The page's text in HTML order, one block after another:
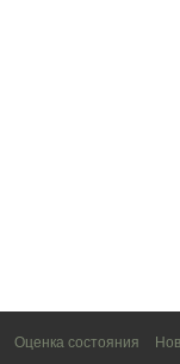
Оценка состояния